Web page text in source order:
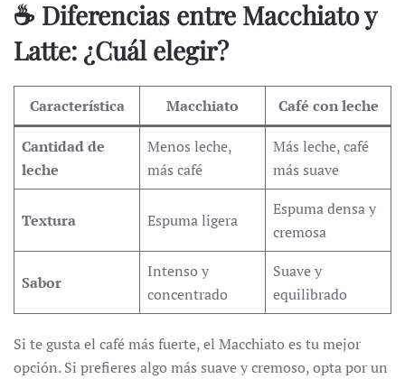
☕ Diferencias entre Macchiato y
Latte: ¿Cuál elegir?
Característica Macchiato Café con leche
Cantidad de
leche
Menos leche,
más café
Más leche, café
más suave
Textura Espuma ligera
Espuma densa y
cremosa
Sabor
Intenso y
concentrado
Suave y
equilibrado
Si te gusta el café más fuerte, el Macchiato es tu mejor
opción. Si prefieres algo más suave y cremoso, opta por un